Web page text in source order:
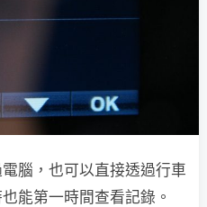
腦，也可以直接透過行車
能第一時間查看記錄。